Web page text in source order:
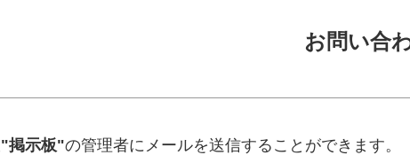
お問い合
"掲示板"の管理者にメールを送信することができます。